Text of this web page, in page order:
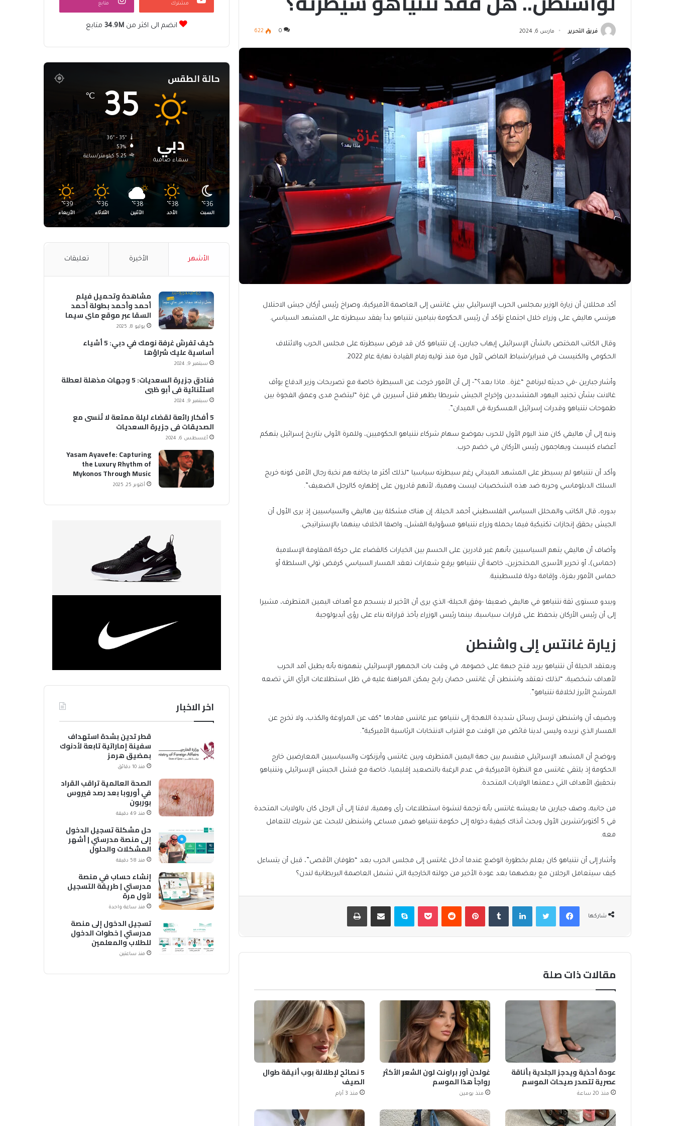
فريق التحرير مارس 6, 2024 0
622
أكد محللان أن زيارة الوزير بمجلس الحرب الإسرائيلي بيني غانتس إلى العاصمة الأميركية، وصراخ رئيس أركان جيش الاحتلال
هرتسي هاليفي على وزراء خلال اجتماع تؤكد أن رئيس الحكومة بنيامين نتنياهو بدأ يفقد سيطرته على المشهد السياسي.
وقال الكاتب المختص بالشأن الإسرائيلي إيهاب جبارين، إن نتنياهو كان قد فرض سيطرته على مجلس الحرب والائتلاف
الحكومي والكنيست في فبراير/شباط الماضي لأول مرة منذ توليه زمام القيادة نهاية عام 2022.
وأشار جبارين -في حديثه لبرنامج “غزة.. ماذا بعد؟”- إلى أن الأمور خرجت عن السيطرة خاصة مع تصريحات وزير الدفاع يوآف
غالانت بشأن تجنيد اليهود المتشددين وإخراج الجيش شريطا يظهر قتل أسيرين في غزة “ليتضح مدى وعمق الفجوة بين
طموحات نتنياهو وقدرات إسرائيل العسكرية في الميدان”.
ونبه إلى أن هاليفي كان منذ اليوم الأول للحرب بموضع سهام شركاء نتنياهو الحكوميين، وللمرة الأولى بتاريخ إسرائيل يتهكم
أعضاء كنيست ويهاجمون رئيس الأركان في خضم حرب.
وأكد أن نتنياهو لم يسيطر على المشهد الميداني رغم سيطرته سياسيا “لذلك أكثر ما يخافه هم نخبة رجال الأمن كونه خريج
السلك الدبلوماسي وحربه ضد هذه الشخصيات ليست وهمية، لأنهم قادرون على إظهاره كالرجل الضعيف”.
بدوره، قال الكاتب والمحلل السياسي الفلسطيني أحمد الحيلة، إن هناك مشكلة بين هاليفي والسياسيين إذ يرى الأول أن
الجيش يحقق إنجازات تكتيكية فيما يحمله وزراء نتنياهو مسؤولية الفشل، واصفا الخلاف بينهما بالإستراتيجي.
وأضاف أن هاليفي يتهم السياسيين بأنهم غير قادرين على الحسم بين الخيارات كالقضاء على حركة المقاومة الإسلامية
(حماس)، أو تحرير الأسرى المحتجزين، خاصة أن نتنياهو يرفع شعارات تعقد المسار السياسي كرفض تولي السلطة أو
حماس الأمور بغزة، وإقامة دولة فلسطينية.
ويبدو مستوى ثقة نتنياهو في هاليفي ضعيفا -وفق الحيلة- الذي يرى أن الأخير لا ينسجم مع أهداف اليمين المتطرف، مشيرا
إلى أن رئيس الأركان يتحفظ على قرارات سياسية، بينما رئيس الوزراء يأخذ قراراته بناء على رؤى أيديولوجية.
زيارة غانتس إلى واشنطن
ويعتقد الحيلة أن نتنياهو يريد فتح جبهة على خصومه، في وقت بات الجمهور الإسرائيلي يتهمونه بأنه يطيل أمد الحرب
لأهداف شخصية، “لذلك تعتقد واشنطن أن غانتس حصان رابح يمكن المراهنة عليه في ظل استطلاعات الرأي التي تضعه
المرشح الأبرز لخلافة نتنياهو”.
ويضيف أن واشنطن ترسل رسائل شديدة اللهجة إلى نتنياهو عبر غانتس مفادها “كف عن المراوغة والكذب، ولا تخرج عن
المسار الذي نريده وليس لدينا فائض من الوقت مع اقتراب الانتخابات الرئاسية الأميركية”.
ويوضح أن المشهد الإسرائيلي منقسم بين جهة اليمين المتطرف وبين غانتس وآيزنكوت والسياسيين المعارضين خارج
الحكومة إذ يلتقي غانتس مع النظرة الأميركية في عدم الرغبة بالتصعيد إقليميا، خاصة مع فشل الجيش الإسرائيلي ونتنياهو
بتحقيق الأهداف التي دعمتها الولايات المتحدة.
من جانبه، وصف جبارين ما يعيشه غانتس بأنه ترجمة لنشوة استطلاعات رأى وهمية، لافتا إلى أن الرجل كان بالولايات المتحدة
في 5 أكتوبر/تشرين الأول وبحث آنذاك كيفية دخوله إلى حكومة نتنياهو ضمن مساعي واشنطن للبحث عن شريك للتعامل
معه.
وأشار إلى أن نتنياهو كان يعلم بخطورة الوضع عندما أدخل غانتس إلى مجلس الحرب بعد “طوفان الأقصى”، قبل أن يتساءل
كيف سيتعامل الرجلان مع بعضهما بعد عودة الأخير من جولته الخارجية التي تشمل العاصمة البريطانية لندن؟
شاركها
فيسبوكتويتر لينكدإن بينتيريست بوكيت سكايب مشاركة عبر البريد طباعة
مقالات ذات صلة
عودة أحذية ويدجز الجلدية بأناقة
عصرية تتصدر صيحات الموسم
منذ 20 ساعة
غولدن آور براونت لون الشعر الأكثر
رواجاً هذا الموسم
منذ يومين
5 نصائح لإطلالة بوب أنيقة طوال
الصيف
منذ 3 أيام
مشترك متابع
انضم الى اكثر من34.9M متابع
حالة الطقس
دبي
سماء صافية
35
℃
36º - 35º
53%
5.25 كيلومتر/ساعة
36
℃
السبت
38
℃
الأحد
38
℃
الأثنين
36
℃
الثلاثاء
39
℃
الأربعاء
الأشهر الأخيرة تعليقات
مشاهدة وتحميل فيلم
أحمد وأحمد بطولة أحمد
السقا عبر موقع ماي سيما
MyCima (وي سيما WeCima)
يوليو 8, 2025
كيف تفرش غرفة نومك في دبي: 5 أشياء
أساسية عليك شراؤها
سبتمبر 9, 2024
فنادق جزيرة السعديات: 5 وجهات مذهلة لعطلة
استثنائية في أبو ظبي
سبتمبر 9, 2024
5 أفكار رائعة لقضاء ليلة ممتعة لا تُنسى مع
الصديقات في جزيرة السعديات
أغسطس 6, 2024
Yasam Ayavefe: Capturing
the Luxury Rhythm of
Mykonos Through Music
أكتوبر 25, 2025
اخر الاخبار
قطر تدين بشدة استهداف
سفينة إماراتية تابعة لأدنوك
بمضيق هرمز
منذ 10 دقائق
الصحة العالمية تراقب القراد
في أوروبا بعد رصد فيروس
بوربون
منذ 49 دقيقة
حل مشكلة تسجيل الدخول
إلى منصة مدرستي | أشهر
المشكلات والحلول
منذ 58 دقيقة
إنشاء حساب في منصة
مدرستي | طريقة التسجيل
لأول مرة
منذ ساعة واحدة
تسجيل الدخول إلى منصة
مدرستي | خطوات الدخول
للطلاب والمعلمين
منذ ساعتين